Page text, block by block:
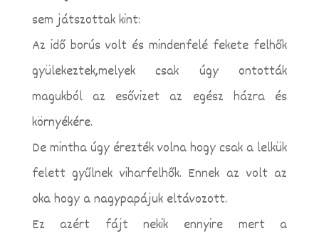
sem játszottak kint:
Az idő borús volt és mindenfelé fekete felhők
gyülekeztek,melyek csak úgy ontották
magukból az esővizet az egész házra és
környékére.
De mintha úgy érezték volna hogy csak a lelkük
felett gyűlnek viharfelhők. Ennek az volt az
oka hogy a nagypapájuk eltávozott.
Ez azért fájt nekik ennyire mert a